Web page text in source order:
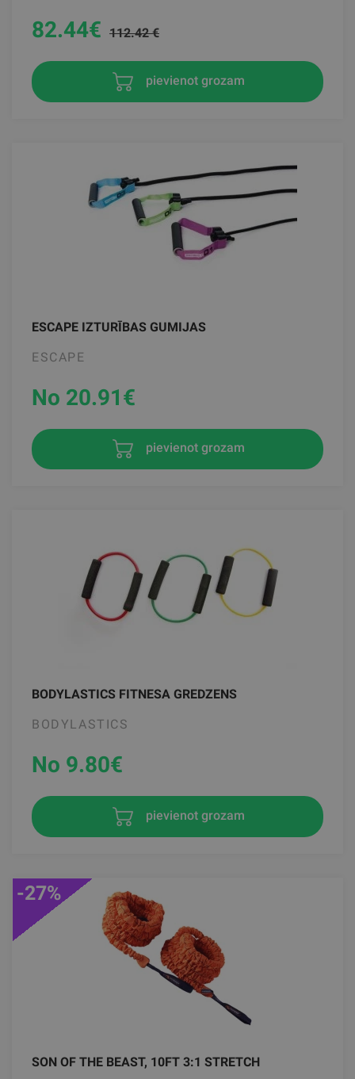
82.44€ 112.42 €
pievienot grozam
ESCAPE IZTURĪBAS GUMIJAS
ESCAPE
No 20.91€
pievienot grozam
BODYLASTICS FITNESA GREDZENS
BODYLASTICS
No 9.80€
pievienot grozam
SON OF THE BEAST, 10FT 3:1 STRETCH
-27%